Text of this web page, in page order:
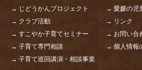
→ じどうかんプロジェクト
→ クラブ活動
→ すこやか子育てセミナー
→ 子育て専門相談
→ 子育て巡回講演・相談事業
→ 愛媛の児
→ リンク
→ お問い合
→ 個人情報